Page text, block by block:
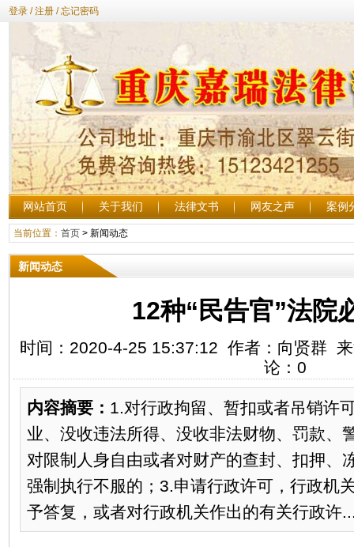
登录/注册/忘记密码
网站首页 关于我们 法律文书 网友之声 案例
当前位置： 首页> 新闻动态
新闻动态
12种“民告官”法院
时间：2020-4-25 15:37:12 作者：向贤群
论：0
内容摘要： 1.对行政拘留、暂扣或者吊销许
业、没收违法所得、没收非法财物、罚款、
对限制人身自由或者对财产的查封、扣押、
强制执行不服的；3.申请行政许可，行政机
予答复，或者对行政机关作出的有关行政许